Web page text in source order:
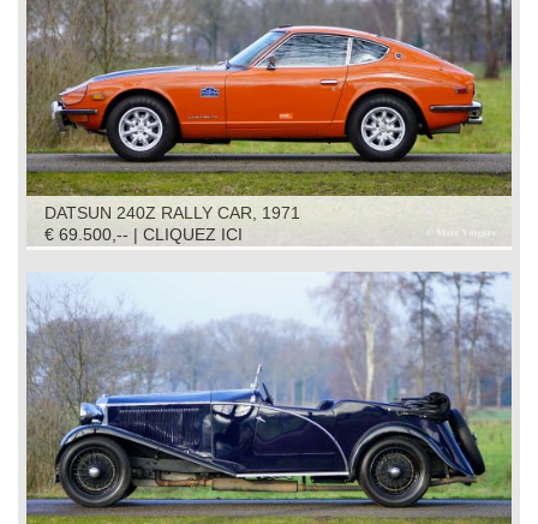
DATSUN 240Z RALLY CAR, 1971
€ 69.500,-- | CLIQUEZ ICI